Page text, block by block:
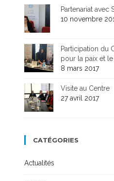
Partenariat avec
10 novembre
Participation du
pour la paix et
8 mars 2017
Visite au Centre
27 avril 2017
CATÉGORIES
Actualités